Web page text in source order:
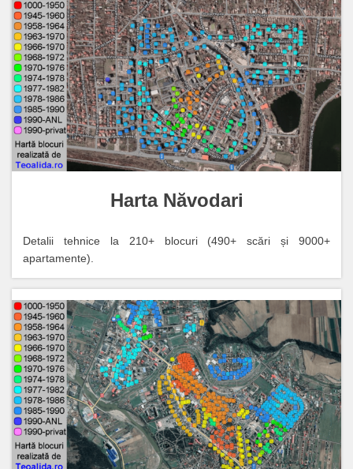
Harta Năvodari
Detalii tehnice la 210+ blocuri (490+ scări și 9000+
apartamente).